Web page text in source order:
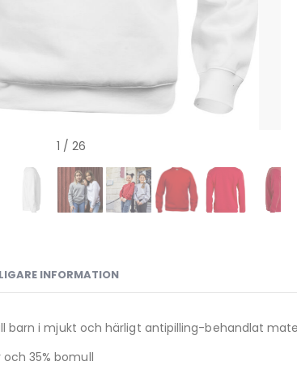
1 / 26
INFORMATION
barn i mjukt och härligt antipilling-behandlat
35% bomull